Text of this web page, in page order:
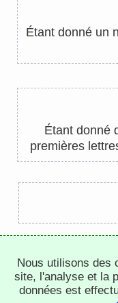
Étant donné un
Étant donné
premières
politique de
Nous utilisons des
site, l'analyse et la
données est